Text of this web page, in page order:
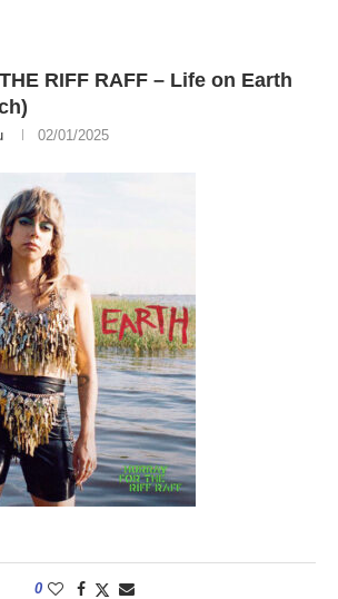
RIFF RAFF – Life on Earth
02/01/2025
0